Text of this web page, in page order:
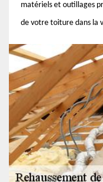
matériels et outillages
de votre toiture dans la